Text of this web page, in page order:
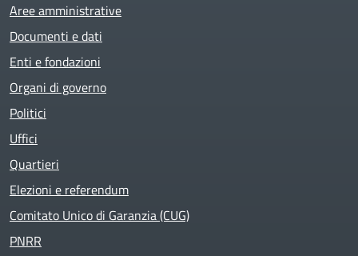
Aree amministrative
Documenti e dati
Enti e fondazioni
Organi di governo
Politici
Uffici
Quartieri
Elezioni e referendum
Comitato Unico di Garanzia (CUG)
PNRR